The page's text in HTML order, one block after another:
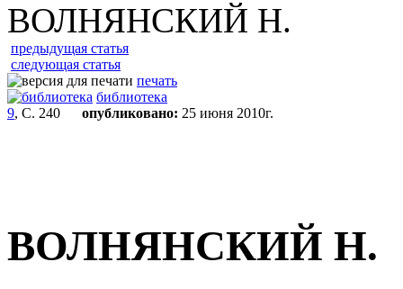
ВОЛНЯНСКИЙ Н.
предыдущая статья
следующая статья
печать
библиотека
9, С. 240 опубликовано: 25 июня 2010г.
ВОЛНЯНСКИЙ Н.